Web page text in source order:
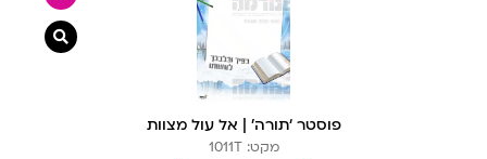
פוסטר ‘תורה’ | אל עול מצוות
מקט: 1011T
צפייה